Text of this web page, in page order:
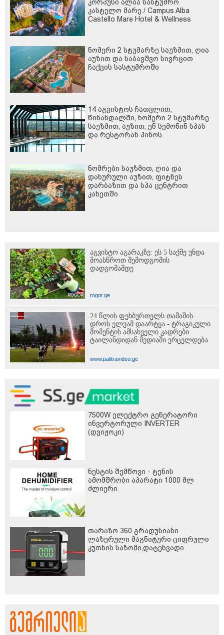
კორპუსი ალბა სასტუმრო
კასტელო მარე / Campus Alba
Castello Mare Hotel & Wellness
ნომერი 2 სტუმარზე საუზმით, ღია
აუზით და საბავშვო სივრცით
ჩაქვის სასტუმროში
14 აგვისტოს ჩათვლით,
წინანდალში, ნომერი 2 სტუმარზე
საუზმით, აუზით, ენ სემონინ სპას
და რესტორან პინოს
ნომრები საუზმით, ღია და
დახურული აუზით, ფიტნეს
დარბაზით და სპა ცენტრით
კახეთში
აგვისტო აგარაკზე: ეს 5 საქმე უნდა
მოასწროთ შემოდგომის
დადგომამდე
rogor.ge
24 წლის ფეხბურთელს თამაშის
დროს ელვამ დაარტყა - ტრაგიკული
მომენტის ამსახველი კადრები
ტაილანდიდან მედიაში ვრცელდება
www.palitravideo.ge
7500W ელექტრო გენერატორი
ინვერტორული INVERTER
(დვიჟოკი)
ნესტის შემწოვი - ტენის
ამომშრობი აპარატი 1000 მლ
ძლიერი
თარაზო 360 გრადუსიანი
ლაზერული მაგნიტური ციფრული
კუთხის საზომი,დატენვადი